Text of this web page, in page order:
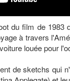
du film de
à travers
louée pour
de sketchs qui